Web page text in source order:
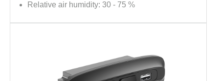
Relative air humidity: 30 - 75 %